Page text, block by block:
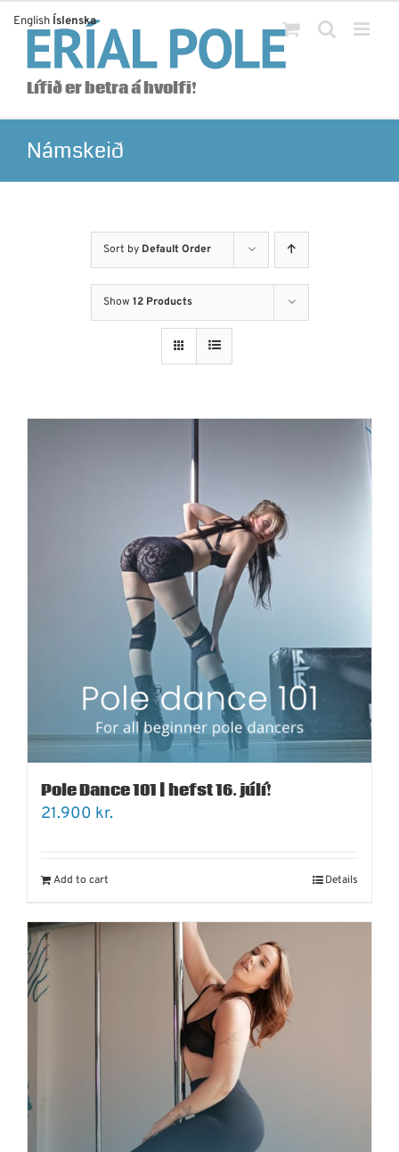
content
Lífið er betra á hvolfi!
Námskeið
Sort by Default Order
Show 12 Products
Pole Dance 101 | hefst 16. júlí!
21.900 kr.
Add to cart Details
English Íslenska